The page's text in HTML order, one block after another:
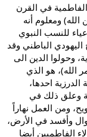
في القرن
ومعلوم أنه
للنسب النبوي
الباطني وقد
وحولوا الدين الى
الله)، هو الذي
احدها،
وعلق ذلك في
ومن العمل نهاراً
وأفسد في الأرض،
الفاطميين أيضا